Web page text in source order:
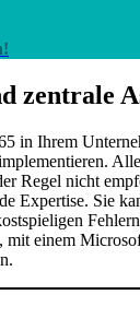
zentrale
in Ihrem
Regel nicht
Expertise. Sie
mit einem